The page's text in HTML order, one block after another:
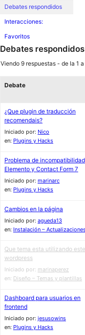
Debates respondidos
Interacciones:
Favoritos
Debates respondidos
Viendo 9 respuestas - de la 1
Debate
¿Que plugin de traducción
recomendais?
Iniciado por: Nico
en: Plugins y Hacks
Problema de incompatibilidad
Elemento y Contact Form 7
Iniciado por: marinarc
en: Plugins y Hacks
Cambios en la página
Iniciado por: agueda13
en: Instalación –
Que tema esta utilizando
wordpress
Iniciado por: marinaperez
en: Diseño – Temas y plantillas
Dashboard para usuarios en
frontend
Iniciado por: jesusowins
en: Plugins y Hacks